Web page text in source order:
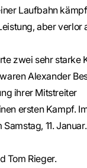
Laufbahn
aber verlor
zwei sehr starke
Alexander
ihrer Mitstreiter
ersten Kampf.
11. Januar.
Tom Rieger.